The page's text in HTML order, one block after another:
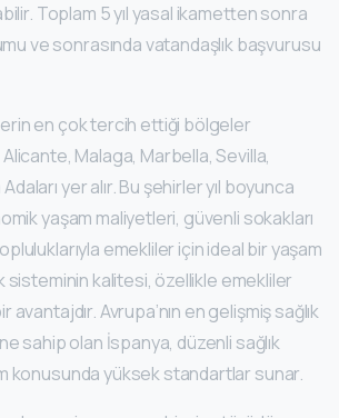
Toplam 5 yıl yasal ikametten sonra
ve sonrasında vatandaşlık başvurusu
en çok tercih ettiği bölgeler
Malaga, Marbella, Sevilla,
yer alır. Bu şehirler yıl boyunca
yaşam maliyetleri, güvenli sokakları
emekliler için ideal bir yaşam
sisteminin kalitesi, özellikle emekliler
avantajdır. Avrupa’nın en gelişmiş sağlık
sahip olan İspanya, düzenli sağlık
konusunda yüksek standartlar sunar.